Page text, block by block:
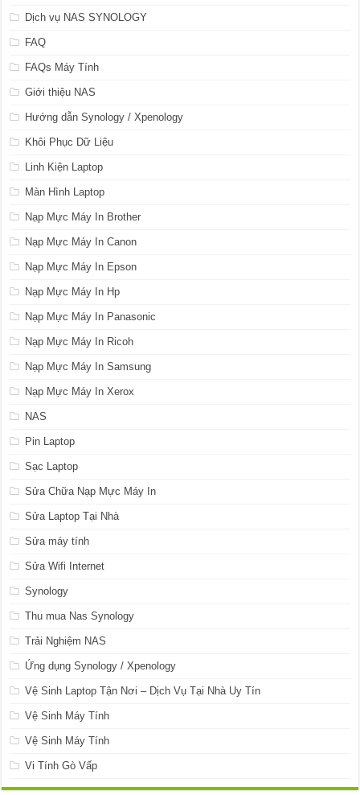
Dịch vụ NAS SYNOLOGY
FAQ
FAQs Máy Tính
Giới thiệu NAS
Hướng dẫn Synology / Xpenology
Khôi Phục Dữ Liệu
Linh Kiện Laptop
Màn Hình Laptop
Nạp Mực Máy In Brother
Nạp Mực Máy In Canon
Nạp Mực Máy In Epson
Nạp Mực Máy In Hp
Nạp Mực Máy In Panasonic
Nạp Mực Máy In Ricoh
Nạp Mực Máy In Samsung
Nạp Mực Máy In Xerox
NAS
Pin Laptop
Sạc Laptop
Sửa Chữa Nạp Mực Máy In
Sửa Laptop Tại Nhà
Sửa máy tính
Sửa Wifi Internet
Synology
Thu mua Nas Synology
Trải Nghiệm NAS
Ứng dụng Synology / Xpenology
Vệ Sinh Laptop Tận Nơi – Dịch Vụ Tại Nhà Uy Tín
Vệ Sinh Máy Tính
Vệ Sinh Máy Tính
Vi Tính Gò Vấp